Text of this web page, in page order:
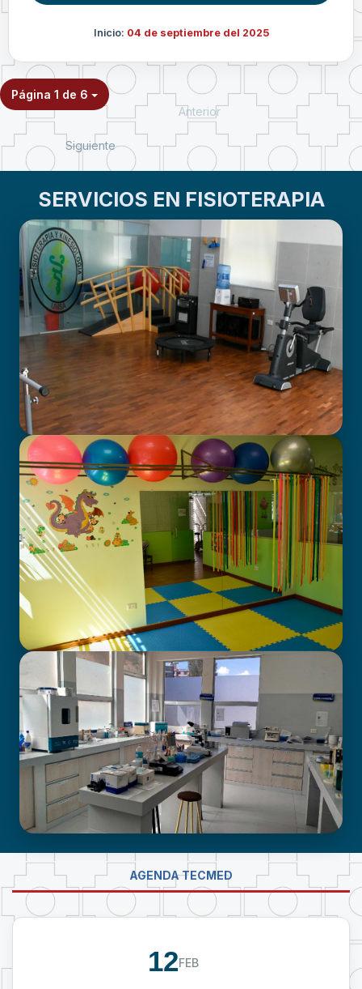
Inicio: 04 de septiembre del 2025
Página 1 de 6
Anterior
Siguiente
SERVICIOS EN FISIOTERAPIA
GABINETE DE FISIOTERAPIA
CENTRO DE ATENCIÓN EN
NEURODESARROLLO INFANTIL
LABORATORIO DE INVESTIGACIÓN -
PROUMSA
AGENDA TECMED
12FEB